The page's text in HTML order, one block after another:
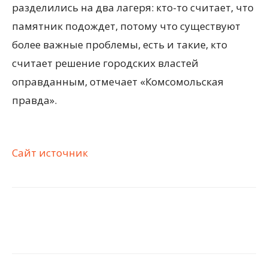
разделились на два лагеря: кто-то считает, что
памятник подождет, потому что существуют
более важные проблемы, есть и такие, кто
считает решение городских властей
оправданным, отмечает «Комсомольская
правда».
Сайт источник